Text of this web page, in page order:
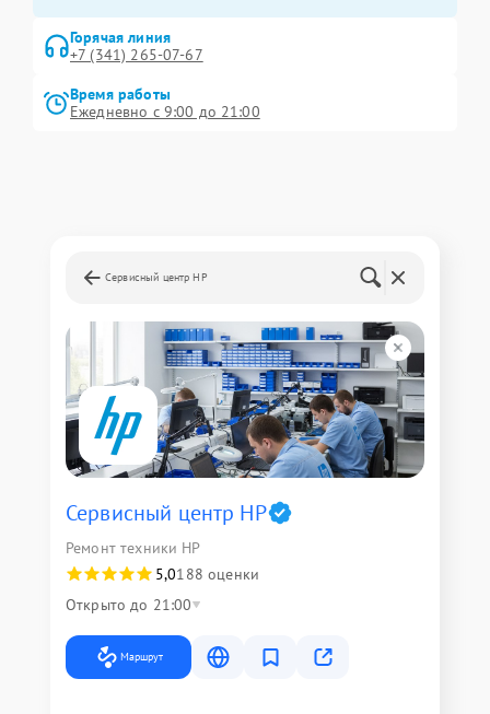
Горячая линия
+7 (341) 265-07-67
Время работы
Ежедневно с 9:00 до 21:00
Сервисный центр HP
Сервисный центр HP
Ремонт техники HP
5,0188 оценки
Открыто до 21:00
Маршрут